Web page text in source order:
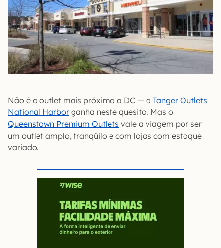
Não é o outlet mais próximo a DC — o Tanger Outlets
National Harbor ganha neste quesito. Mas o
Queenstown Premium Outlets vale a viagem por ser
um outlet amplo, tranqüilo e com lojas com estoque
variado.